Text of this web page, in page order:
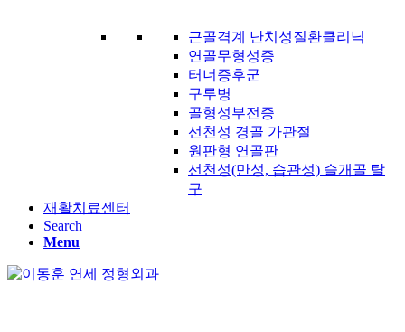
근골격계 난치성질환클리닉
연골무형성증
터너증후군
구루병
골형성부전증
선천성 경골 가관절
원판형 연골판
선천성(만성, 습관성) 슬개골 탈
구
재활치료센터
Search
Menu